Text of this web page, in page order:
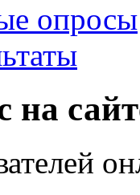
опросы
на